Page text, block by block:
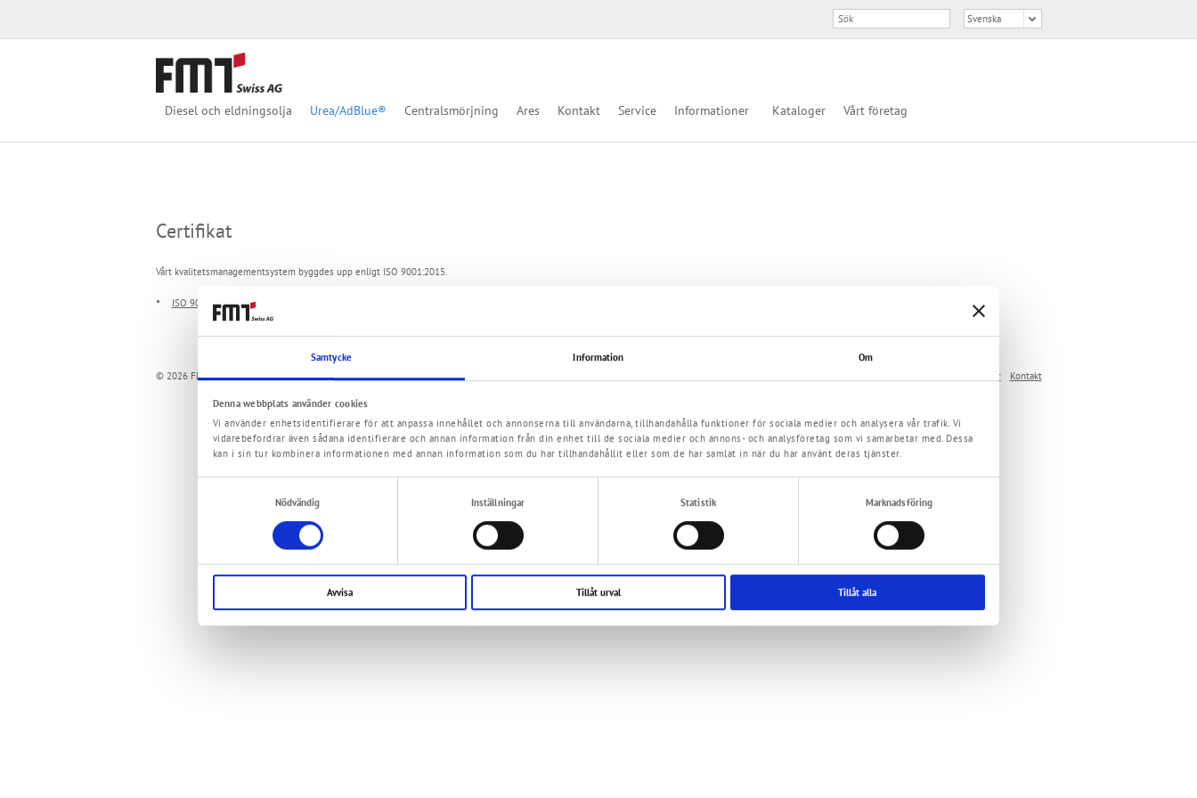
Samtycke Information Om
Denna webbplats använder cookies
Vi använder enhetsidentifierare för att anpassa innehållet och annonserna till användarna, tillhandahålla funktioner för sociala medier och analysera vår trafik. Vi
vidarebefordrar även sådana identifierare och annan information från din enhet till de sociala medier och annons- och analysföretag som vi samarbetar med. Dessa
kan i sin tur kombinera informationen med annan information som du har tillhandahållit eller som de har samlat in när du har använt deras tjänster.
Nödvändig
Inställningar Statistik Marknadsföring
Avvisa Tillåt urval Tillåt alla
Diesel och eldningsolja Urea/AdBlue® Centralsmörjning Ares Kontakt Service Informationer Kataloger Vårt företag
Certifikat
Vårt kvalitetsmanagementsystem byggdes upp enligt ISO 9001:2015.
ISO 9001:2015
© 2026 FMT Swiss AG Allmänna villkor Kontakt